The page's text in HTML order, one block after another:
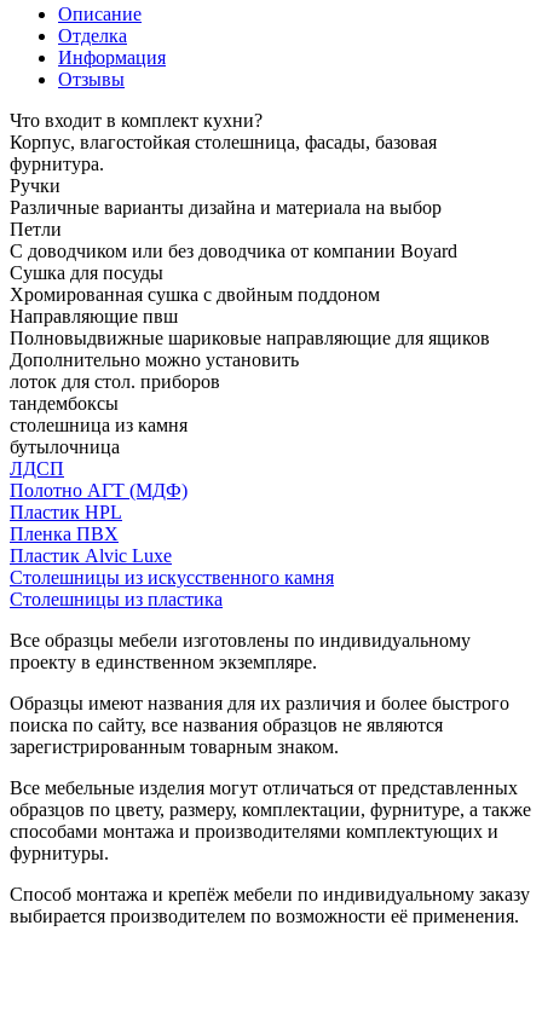
Описание
Отделка
Информация
Отзывы
Что входит в комплект кухни?
Корпус, влагостойкая столешница, фасады, базовая
фурнитура.
Ручки
Различные варианты дизайна и материала на выбор
Петли
С доводчиком или без доводчика от компании Boyard
Сушка для посуды
Хромированная сушка с двойным поддоном
Направляющие пвш
Полновыдвижные шариковые направляющие для ящиков
Дополнительно можно установить
лоток для стол. приборов
тандембоксы
столешница из камня
бутылочница
ЛДСП
Полотно АГТ (МДФ)
Пластик HPL
Пленка ПВХ
Пластик Alvic Luxe
Столешницы из искусственного камня
Столешницы из пластика
Все образцы мебели изготовлены по индивидуальному
проекту в единственном экземпляре.
Образцы имеют названия для их различия и более быстрого
поиска по сайту, все названия образцов не являются
зарегистрированным товарным знаком.
Все мебельные изделия могут отличаться от представленных
образцов по цвету, размеру, комплектации, фурнитуре, а также
способами монтажа и производителями комплектующих и
фурнитуры.
Способ монтажа и крепёж мебели по индивидуальному заказу
выбирается производителем по возможности её применения.